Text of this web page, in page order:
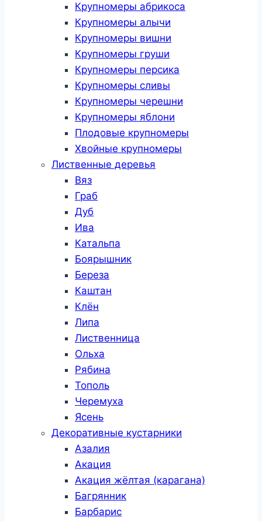
Крупномеры абрикоса
Крупномеры алычи
Крупномеры вишни
Крупномеры груши
Крупномеры персика
Крупномеры сливы
Крупномеры черешни
Крупномеры яблони
Плодовые крупномеры
Хвойные крупномеры
Лиственные деревья
Вяз
Граб
Дуб
Ива
Катальпа
Боярышник
Береза
Каштан
Клён
Липа
Лиственница
Ольха
Рябина
Тополь
Черемуха
Ясень
Декоративные кустарники
Азалия
Акация
Акация жёлтая (карагана)
Багрянник
Барбарис